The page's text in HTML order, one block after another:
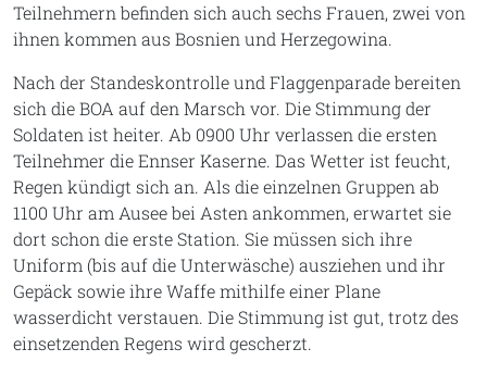
Teilnehmern befinden sich auch sechs Frauen, zwei von
ihnen kommen aus Bosnien und Herzegowina.
Nach der Standeskontrolle und Flaggenparade bereiten
sich die BOA auf den Marsch vor. Die Stimmung der
Soldaten ist heiter. Ab 0900 Uhr verlassen die ersten
Teilnehmer die Ennser Kaserne. Das Wetter ist feucht,
Regen kündigt sich an. Als die einzelnen Gruppen ab
1100 Uhr am Ausee bei Asten ankommen, erwartet sie
dort schon die erste Station. Sie müssen sich ihre
Uniform (bis auf die Unterwäsche) ausziehen und ihr
Gepäck sowie ihre Waffe mithilfe einer Plane
wasserdicht verstauen. Die Stimmung ist gut, trotz des
einsetzenden Regens wird gescherzt.